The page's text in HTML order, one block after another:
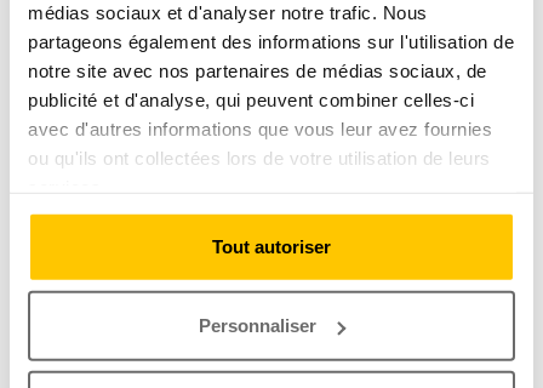
médias sociaux et d'analyser notre trafic. Nous
partageons également des informations sur l'utilisation de
notre site avec nos partenaires de médias sociaux, de
publicité et d'analyse, qui peuvent combiner celles-ci
avec d'autres informations que vous leur avez fournies
ou qu'ils ont collectées lors de votre utilisation de leurs
Tout autoriser
Personnaliser